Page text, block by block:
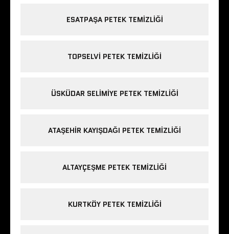
ESATPAŞA PETEK TEMIZLIĞI
TOPSELVI PETEK TEMIZLIĞI
ÜSKÜDAR SELIMIYE PETEK TEMIZLIĞI
ATAŞEHIR KAYIŞDAĞI PETEK TEMIZLIĞI
ALTAYÇEŞME PETEK TEMIZLIĞI
KURTKÖY PETEK TEMIZLIĞI